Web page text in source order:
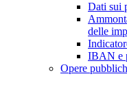
Dati sui
delle
IBAN e
Opere